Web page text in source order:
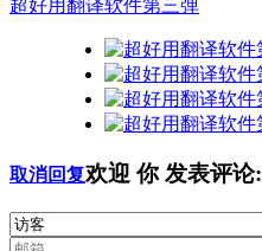
超好用翻译软件第三弹
取消回复欢迎 你发表评论: